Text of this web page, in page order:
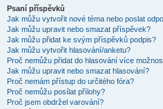
Psaní příspěvků
Jak můžu vytvořit nové téma nebo poslat
Jak můžu upravit nebo smazat příspěvek?
Jak můžu přidat ke svým příspěvků podpis?
Jak můžu vytvořit hlasování/anketu?
Proč nemůžu přidat do hlasování více
Jak můžu upravit nebo smazat hlasování?
Proč nemám přístup do určitého fóra?
Proč nemůžu posílat přílohy?
Proč jsem obdržel varování?